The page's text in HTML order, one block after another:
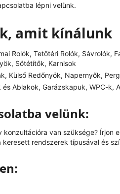
lépni velünk.
amit kínálunk
Rolók, Tetőtéri Rolók, Sávrolók,
Sötétítők, Karnisok
Külső Redőnyök, Napernyők,
Ablakok, Garázskapuk, WPC-k,
velünk:
van szüksége? Írjon
rendszerek típusával és